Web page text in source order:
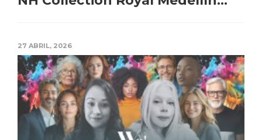
27 ABRIL, 2026